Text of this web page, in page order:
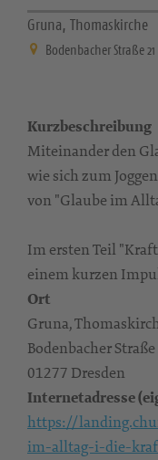
Gruna, Thomaskirche
Bodenbacher Straße
Kurzbeschreibung
Miteinander den
wie sich zum
von "Glaube im
Im ersten Teil
einem kurzen
Ort
Gruna,
Bodenbacher Straße
01277 Dresden
Internetadresse
https://
im-alltag-i-die-